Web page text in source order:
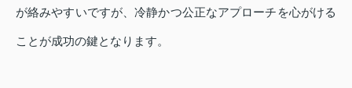
が絡みやすいですが、冷静かつ公正なアプローチを心がける
ことが成功の鍵となります。